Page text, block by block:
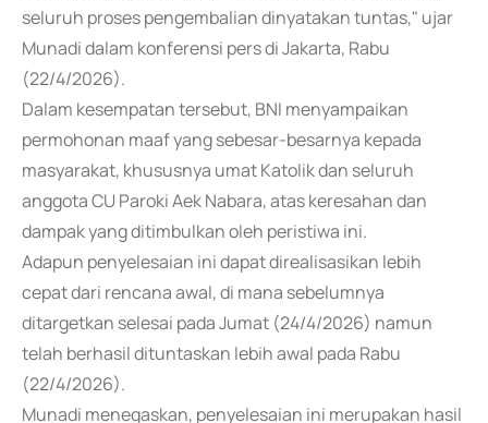
seluruh proses pengembalian dinyatakan tuntas," ujar
Munadi dalam konferensi pers di Jakarta, Rabu
(22/4/2026).
Dalam kesempatan tersebut, BNI menyampaikan
permohonan maaf yang sebesar-besarnya kepada
masyarakat, khususnya umat Katolik dan seluruh
anggota CU Paroki Aek Nabara, atas keresahan dan
dampak yang ditimbulkan oleh peristiwa ini.
Adapun penyelesaian ini dapat direalisasikan lebih
cepat dari rencana awal, di mana sebelumnya
ditargetkan selesai pada Jumat (24/4/2026) namun
telah berhasil dituntaskan lebih awal pada Rabu
(22/4/2026).
Munadi menegaskan, penyelesaian ini merupakan hasil